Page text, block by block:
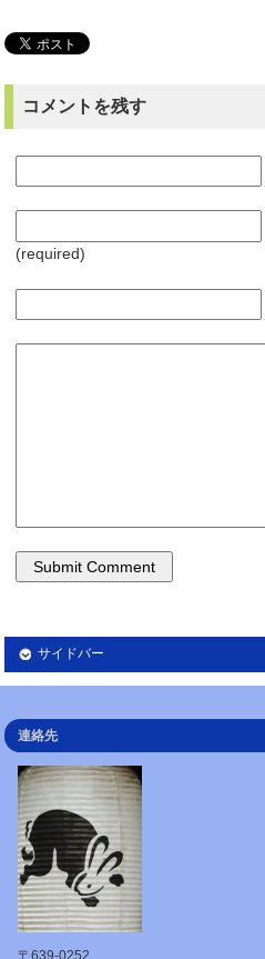
コメントを残す
(required)
サイドバー
連絡先